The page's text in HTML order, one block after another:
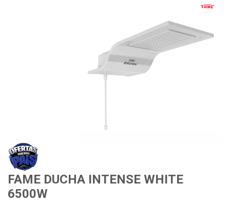
FAME DUCHA INTENSE WHITE
6500W